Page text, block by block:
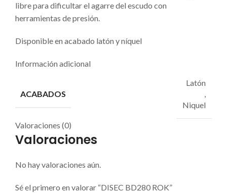
libre para dificultar el agarre del escudo con
herramientas de presión.
Disponible en acabado latón y níquel
Información adicional
ACABADOS
Latón
,
Niquel
Valoraciones (0)
Valoraciones
No hay valoraciones aún.
Sé el primero en valorar “DISEC BD280 ROK”